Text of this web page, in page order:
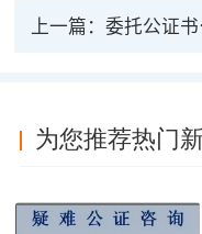
上一篇：委托公证书的法律范围是什么
为您推荐热门